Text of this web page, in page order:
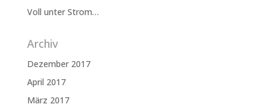
Voll unter Strom…
Archiv
Dezember 2017
April 2017
März 2017